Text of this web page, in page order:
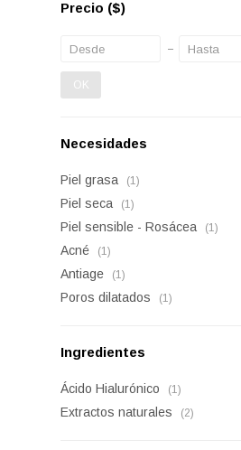
Precio ($)
OK
Necesidades
Piel grasa (1)
Piel seca (1)
Piel sensible - Rosácea (1)
Acné (1)
Antiage (1)
Poros dilatados (1)
Ingredientes
Ácido Hialurónico (1)
Extractos naturales (2)